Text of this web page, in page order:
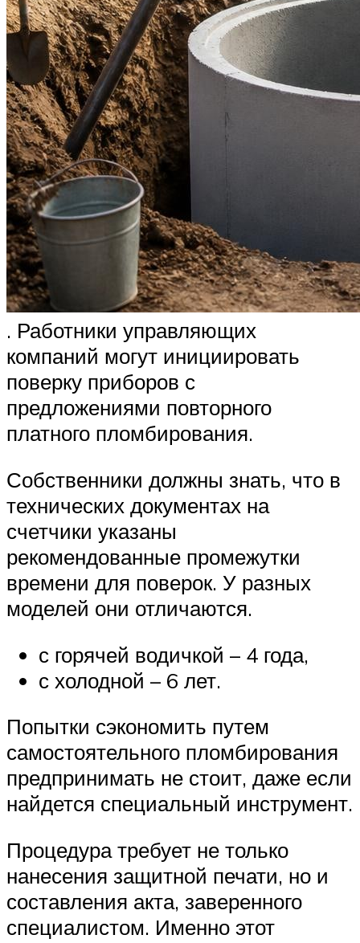
. Работники управляющих
компаний могут инициировать
поверку приборов с
предложениями повторного
платного пломбирования.
Собственники должны знать, что в
технических документах на
счетчики указаны
рекомендованные промежутки
времени для поверок. У разных
моделей они отличаются.
с горячей водичкой – 4 года,
с холодной – 6 лет.
Попытки сэкономить путем
самостоятельного пломбирования
предпринимать не стоит, даже если
найдется специальный инструмент.
Процедура требует не только
нанесения защитной печати, но и
составления акта, заверенного
специалистом. Именно этот